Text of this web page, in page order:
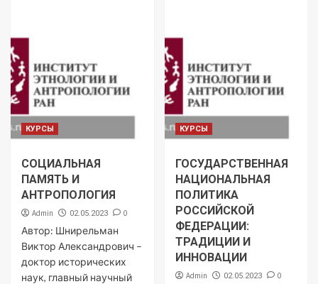
КУРСЫ
СОЦИАЛЬНАЯ
ПАМЯТЬ И
АНТРОПОЛОГИЯ
Admin 02.05.2023 0
Автор: Шнирельман
Виктор Александрович –
доктор исторических
наук, главный научный
КУРСЫ
ГОСУДАРСТВЕННАЯ
НАЦИОНАЛЬНАЯ
ПОЛИТИКА
РОССИЙСКОЙ
ФЕДЕРАЦИИ:
ТРАДИЦИИ И
ИННОВАЦИИ
Admin 02.05.2023 0